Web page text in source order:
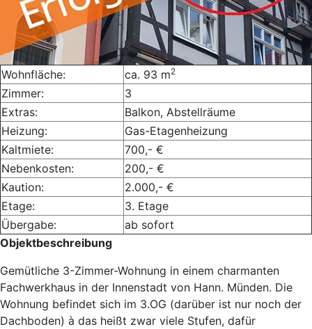
Wohnfläche: ca. 93 m2
Zimmer:
3
Extras:
Balkon, Abstellräume
Heizung:
Gas-Etagenheizung
Kaltmiete:
700,- €
Nebenkosten:
200,- €
Kaution:
2.000,- €
Etage:
3. Etage
Übergabe:
ab sofort
Objektbeschreibung
Gemütliche 3-Zimmer-Wohnung in einem charmanten
Fachwerkhaus in der Innenstadt von Hann. Münden. Die
Wohnung befindet sich im 3.OG (darüber ist nur noch der
Dachboden) à das heißt zwar viele Stufen, dafür